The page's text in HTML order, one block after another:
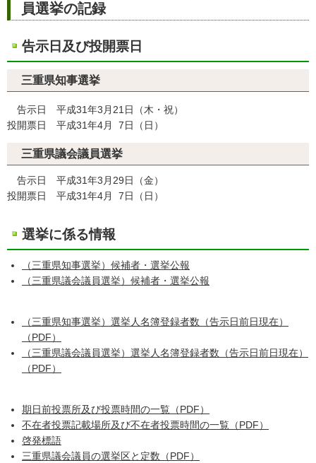
員選挙の記録
告示日及び投開票日
三重県知事選挙
告示日 平成31年3月21日（木・祝）
投開票日 平成31年4月 7日（日）
三重県議会議員選挙
告示日 平成31年3月29日（金）
投開票日 平成31年4月 7日（日）
選挙に係る情報
（三重県知事選挙）候補者・選挙公報
（三重県議会議員選挙）候補者・選挙公報
（三重県知事選挙）選挙人名簿登録者数（告示日前日現在）
（PDF）
（三重県議会議員選挙）選挙人名簿登録者数（告示日前日現在）
（PDF）
期日前投票所及び投票時間の一覧（PDF）
不在者投票記載場所及び不在者投票時間の一覧（PDF）
啓発標語
三重県議会議員の選挙区と定数（PDF）